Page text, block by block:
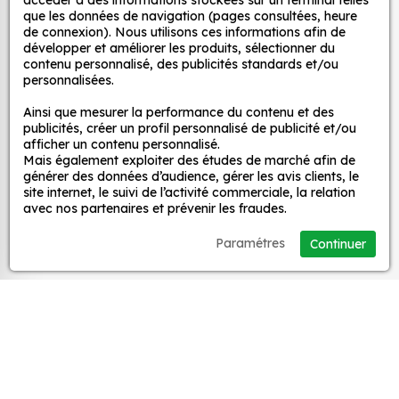
et ce, à moindre coût et sans effort.
Quels sont les avantages de nos stickers
décoration ?
Une grande variété de motifs et de couleurs :
nos Sticker Londres So British sont disponibles
dans une large gamme de motifs et de
couleurs, ce qui vous permet de trouver le
sticker parfait pour votre décoration.
Une installation facile : nos stickers sont faciles
à installer, même pour les débutants. Il suffit de
les décoller de leur support et de les coller sur
la surface souhaitée. Vous pouvez vous aider
décoratifs
MPA Déco
Nos services
Nos sites
que les données de navigation (pages consultées, heure
de connexion). Nous utilisons ces informations afin de
développer et améliorer les produits, sélectionner du
contenu personnalisé, des publicités standards et/ou
personnalisées.
Ainsi que mesurer la performance du contenu et des
publicités, créer un profil personnalisé de publicité et/ou
afficher un contenu personnalisé.
Mais également exploiter des études de marché afin de
générer des données d’audience, gérer les avis clients, le
site internet, le suivi de l’activité commerciale, la relation
avec nos partenaires et prévenir les fraudes.
Continuer
Paramétres